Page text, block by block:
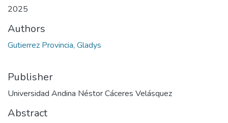
2025
Authors
Gutierrez Provincia, Gladys
Publisher
Universidad Andina Néstor Cáceres Velásquez
Abstract